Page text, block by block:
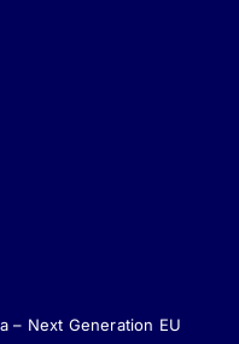
– Next Generation EU